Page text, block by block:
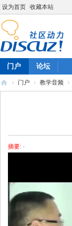
设为首页 收藏本站
门户 论坛
› 门户 › 教学音频 ›
摘要: ·